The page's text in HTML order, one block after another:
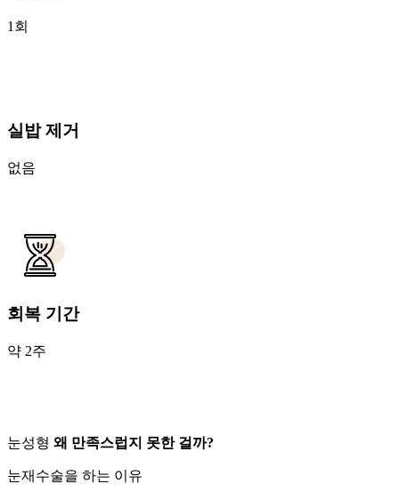
1회
실밥 제거
없음
회복 기간
약 2주
눈성형 왜 만족스럽지 못한 걸까?
눈재수술을 하는 이유